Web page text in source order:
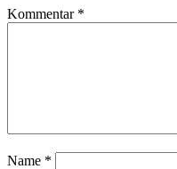
Kommentar *
Name *